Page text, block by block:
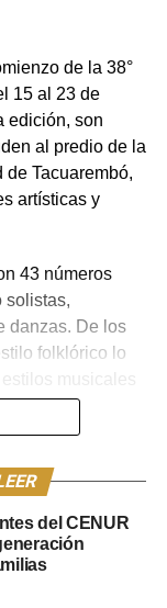
de la 38°
15 al 23 de
edición, son
al predio de la
de Tacuarembó,
artísticas y
43 números
solistas,
danzas. De los
folklórico lo
folclore.
encuentra un
y 18
los números
del CENUR